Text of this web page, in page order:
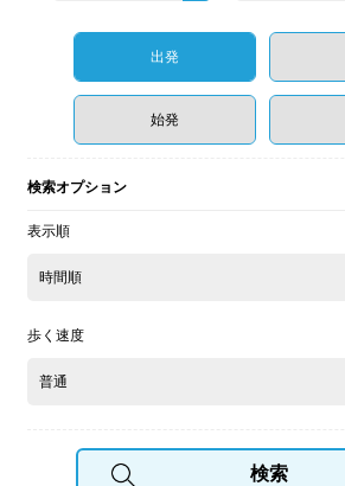
出発
始発
検索オプション
表示順
時間順
歩く速度
普通